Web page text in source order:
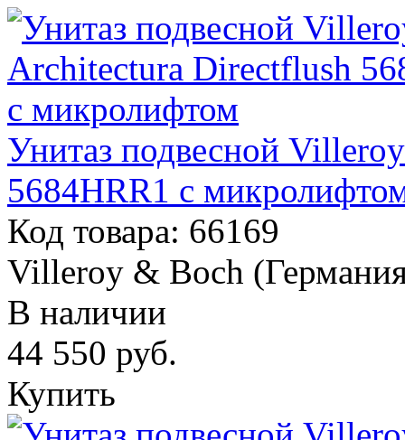
Унитаз подвесной
5684HRR1 с
Код товара: 66169
Villeroy & Boch
В наличии
44 550 руб.
Купить